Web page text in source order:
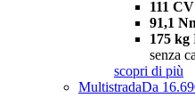
111 CV
91,1
175 kg
senza
scopri di più
MultistradaDa